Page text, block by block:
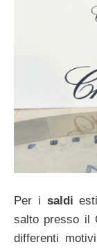
Per i saldi
salto presso il
differenti